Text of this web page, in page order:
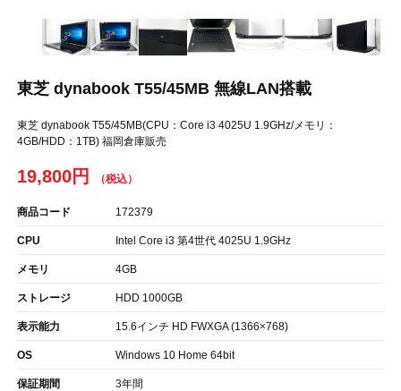
東芝 dynabook T55/45MB 無線LAN搭載
東芝 dynabook T55/45MB(CPU：Core i3 4025U 1.9GHz/メモリ：
4GB/HDD：1TB) 福岡倉庫販売
19,800円
商品コード 172379
CPU Intel Core i3 第4世代 4025U 1.9GHz
メモリ 4GB
ストレージ HDD 1000GB
表示能力 15.6インチ HD FWXGA (1366×768)
OS Windows 10 Home 64bit
保証期間 3年間